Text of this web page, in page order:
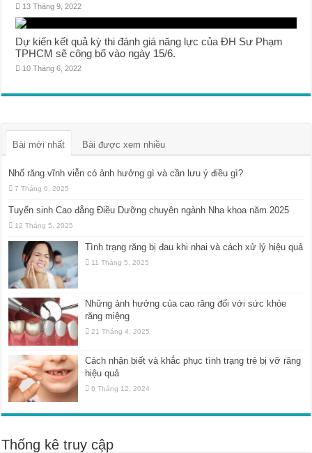
13 Tháng 9, 2022
Dự kiến kết quả kỳ thi đánh giá năng lực của ĐH Sư Phạm
TPHCM sẽ công bố vào ngày 15/6.
10 Tháng 6, 2022
Bài mới nhất Bài được xem nhiều
Nhổ răng vĩnh viễn có ảnh hưởng gì và cần lưu ý điều gì?
7 Tháng 6, 2025
Tuyển sinh Cao đẳng Điều Dưỡng chuyên ngành Nha khoa năm 2025
12 Tháng 5, 2025
Tình trạng răng bị đau khi nhai và cách xử lý hiệu quả
11 Tháng 5, 2025
Những ảnh hưởng của cao răng đối với sức khỏe
răng miệng
21 Tháng 4, 2025
Cách nhận biết và khắc phục tình trạng trẻ bị vỡ răng
hiệu quả
6 Tháng 12, 2024
Thống kê truy cập